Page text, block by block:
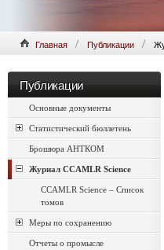
Главная Публикации
Публикации
Основные документы
Статистический бюллетень
Брошюра АНТКОМ
Журнал CCAMLR Science
CCAMLR Science – Список
томов
Меры по сохранению
Отчеты о промысле